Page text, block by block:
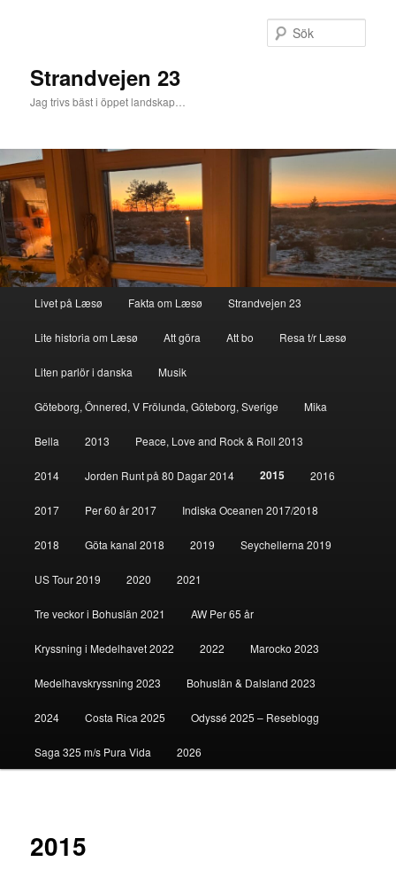
Strandvejen 23
Jag trivs bäst i öppet landskap…
Hoppa till huvudinnehåll
Hoppa till sekundärt innehåll
Livet på Læsø Fakta om Læsø Strandvejen 23
Lite historia om Læsø Att göra Att bo Resa t/r Læsø
Liten parlör i danska Musik
Göteborg, Önnered, V Frölunda, Göteborg, Sverige Mika
Bella 2013 Peace, Love and Rock & Roll 2013
2014 Jorden Runt på 80 Dagar 2014 2015 2016
2017 Per 60 år 2017 Indiska Oceanen 2017/2018
2018 Göta kanal 2018 2019 Seychellerna 2019
US Tour 2019 2020 2021
Tre veckor i Bohuslän 2021 AW Per 65 år
Kryssning i Medelhavet 2022 2022 Marocko 2023
Medelhavskryssning 2023 Bohuslän & Dalsland 2023
2024 Costa Rica 2025 Odyssé 2025 – Reseblogg
Saga 325 m/s Pura Vida 2026
2015